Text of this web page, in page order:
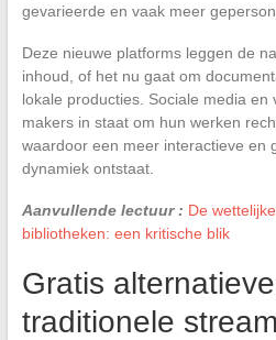
gevarieerde en vaak meer
Deze nieuwe platforms leggen de
inhoud, of het nu gaat om
lokale producties. Sociale media en
makers in staat om hun werken
waardoor een meer interactieve en
dynamiek ontstaat.
Aanvullende lectuur : De
bibliotheken: een kritische blik
Gratis
traditionele